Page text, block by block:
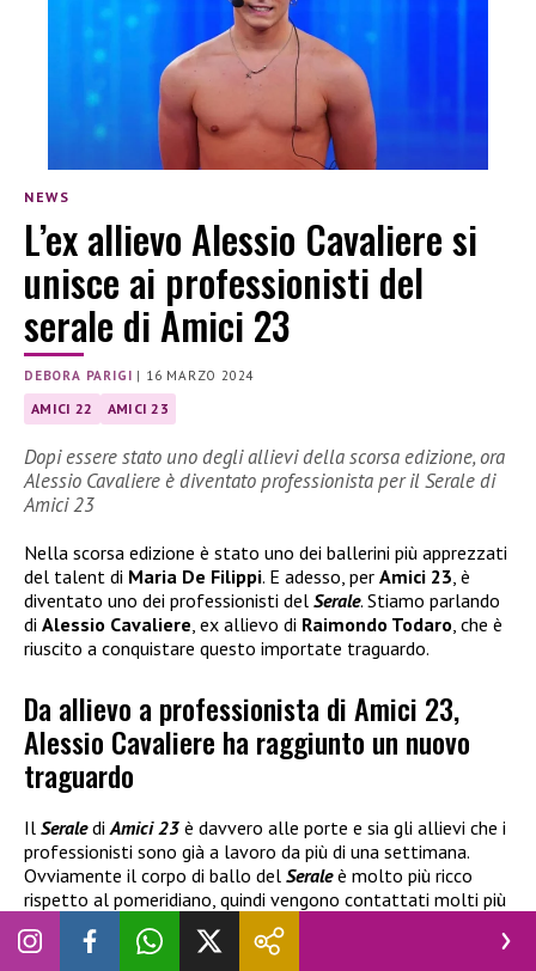
NEWS
L’ex allievo Alessio Cavaliere si
unisce ai professionisti del
serale di Amici 23
DEBORA PARIGI | 16 MARZO 2024
AMICI 22 AMICI 23
Dopi essere stato uno degli allievi della scorsa edizione, ora
Alessio Cavaliere è diventato professionista per il Serale di
Amici 23
Nella scorsa edizione è stato uno dei ballerini più apprezzati
del talent di Maria De Filippi. E adesso, per Amici 23 , è
diventato uno dei professionisti del Serale. Stiamo parlando
di Alessio Cavaliere , ex allievo di Raimondo Todaro , che è
riuscito a conquistare questo importate traguardo.
Da allievo a professionista di Amici 23,
Alessio Cavaliere ha raggiunto un nuovo
traguardo
Il SeralediAmici 23 è davvero alle porte e sia gli allievi che i
professionisti sono già a lavoro da più di una settimana.
Ovviamente il corpo di ballo del Seraleè molto più ricco
rispetto al pomeridiano, quindi vengono contattati molti più
ballerini professionisti per creare un ottimo spettacolo. E
molto spesso troviamo ex volti del talent che nel corso di